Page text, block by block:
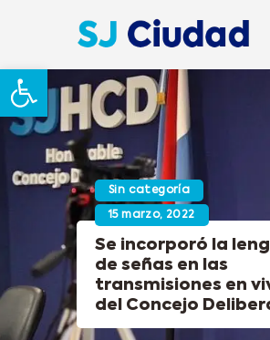
Abrir barra de
Sin categoría
15 marzo, 2022
Se incorporó la
de señas en las
transmisiones en
del Concejo